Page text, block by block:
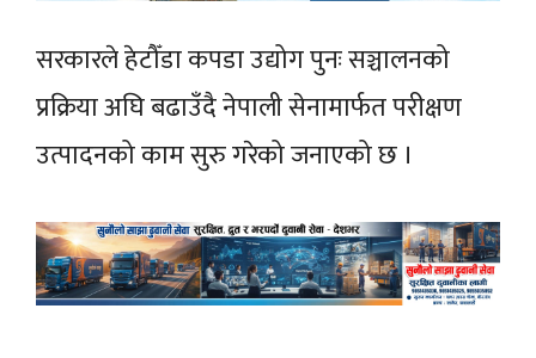
सरकारले हेटौँडा कपडा उद्योग पुनः सञ्चालनको
प्रक्रिया अघि बढाउँदै नेपाली सेनामार्फत परीक्षण
उत्पादनको काम सुरु गरेको जनाएको छ ।